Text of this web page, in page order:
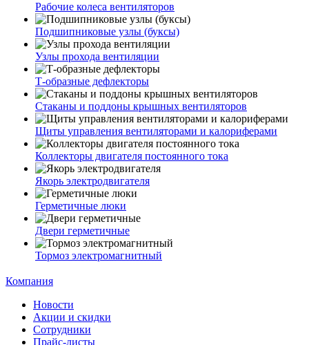
Рабочие колеса вентиляторов
Подшипниковые узлы (буксы)
Узлы прохода вентиляции
Т-образные дефлекторы
Стаканы и поддоны крышных вентиляторов
Щиты управления вентиляторами и калориферами
Коллекторы двигателя постоянного тока
Якорь электродвигателя
Герметичные люки
Двери герметичные
Тормоз электромагнитный
Компания
Новости
Акции и скидки
Сотрудники
Прайс-листы